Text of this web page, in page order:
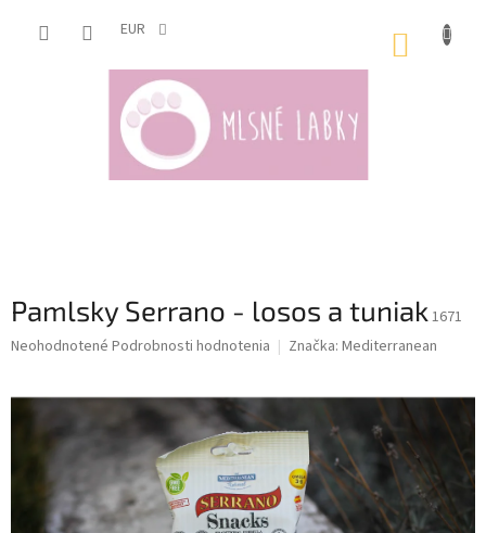
EUR
Pamlsky Serrano - losos a tuniak 1671
Priemerné
hviezdičiek.
Neohodnotené Podrobnosti hodnotenia Značka: Mediterranean